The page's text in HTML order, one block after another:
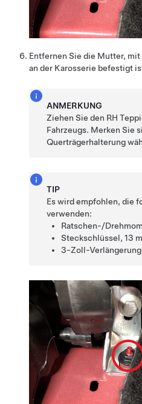
Entfernen Sie die Mutter,
an der Karosserie befestigt
ANMERKUNG
Ziehen Sie den RH
Fahrzeugs. Merken Sie
Querträgerhalterung
TIP
Es wird empfohlen, die
verwenden:
Ratschen-/
Steckschlüssel, 13
3-Zoll-Verlängerung